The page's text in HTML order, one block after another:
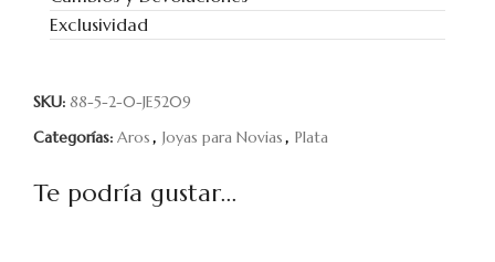
Exclusividad
SKU: 88-5-2-0-JE5209
Categorías: Aros, Joyas para Novias, Plata
Te podría gustar...